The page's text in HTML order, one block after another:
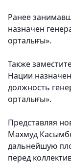
Ранее
назначен
орталығы».
Также
Нации назначен
должность
орталығы».
Представляя
Махмуд
дальнейшую
перед